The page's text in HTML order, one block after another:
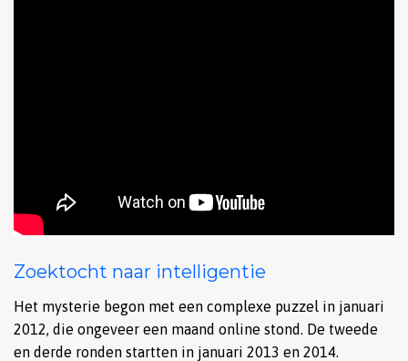
Zoektocht naar intelligentie
Het mysterie begon met een complexe puzzel in januari
2012, die ongeveer een maand online stond. De tweede
en derde ronden startten in januari 2013 en 2014.